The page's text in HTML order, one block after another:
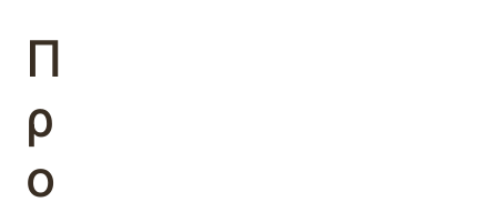
Π
ρ
ο